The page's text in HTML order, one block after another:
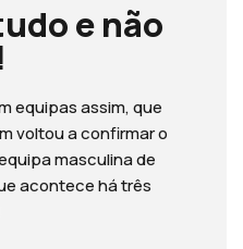
e não
equipas assim, que
voltou a confirmar o
masculina de
acontece há três